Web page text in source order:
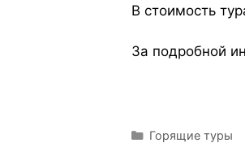
В стоимость
За подробной
Горящие туры